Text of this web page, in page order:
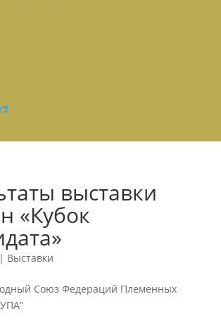
выставки
«Кубок
| Выставки